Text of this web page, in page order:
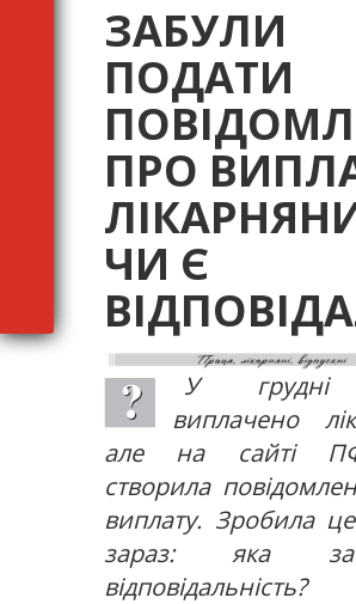
ЗАБУЛИ
ПОДАТИ
ПРО
ЧИ Є
У грудні
виплачено
але на сайті
створила
виплату. Зробила
зараз: яка
відповідальність?